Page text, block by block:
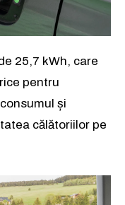
25,7 kWh, care
pentru
și
călătoriilor pe